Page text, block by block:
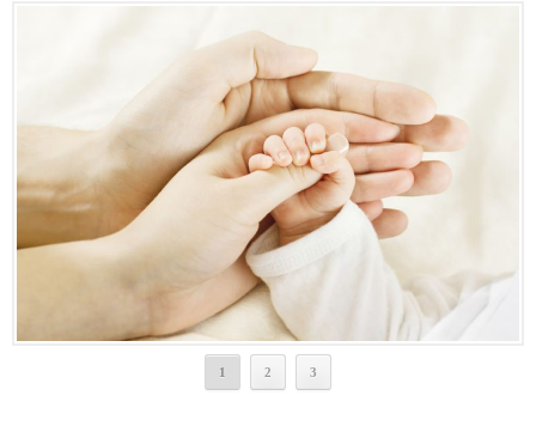
1 2 3